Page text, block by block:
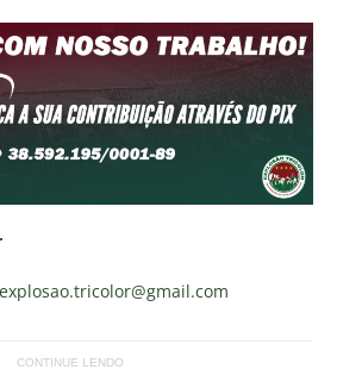
explosao.tricolor@gmail.com
CONTINUE LENDO